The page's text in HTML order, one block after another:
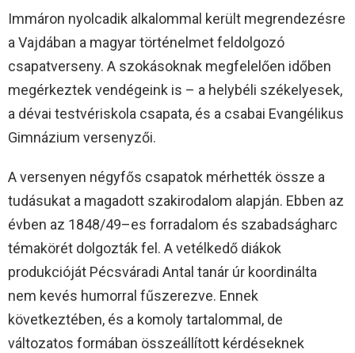
Immáron nyolcadik alkalommal került megrendezésre
a Vajdában a magyar történelmet feldolgozó
csapatverseny. A szokásoknak megfelelően időben
megérkeztek vendégeink is – a helybéli székelyesek,
a dévai testvériskola csapata, és a csabai Evangélikus
Gimnázium versenyzői.
A versenyen négyfős csapatok mérhették össze a
tudásukat a magadott szakirodalom alapján. Ebben az
évben az 1848/49–es forradalom és szabadságharc
témakörét dolgozták fel. A vetélkedő diákok
produkcióját Pécsváradi Antal tanár úr koordinálta
nem kevés humorral fűszerezve. Ennek
következtében, és a komoly tartalommal, de
változatos formában összeállított kérdéseknek